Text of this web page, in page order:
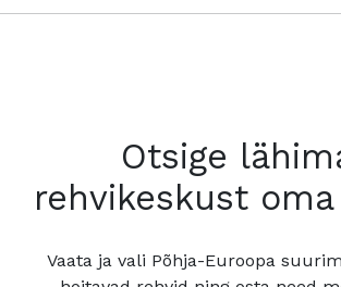
Otsige
rehvikeskust
Vaata ja vali Põhja-Euroopa